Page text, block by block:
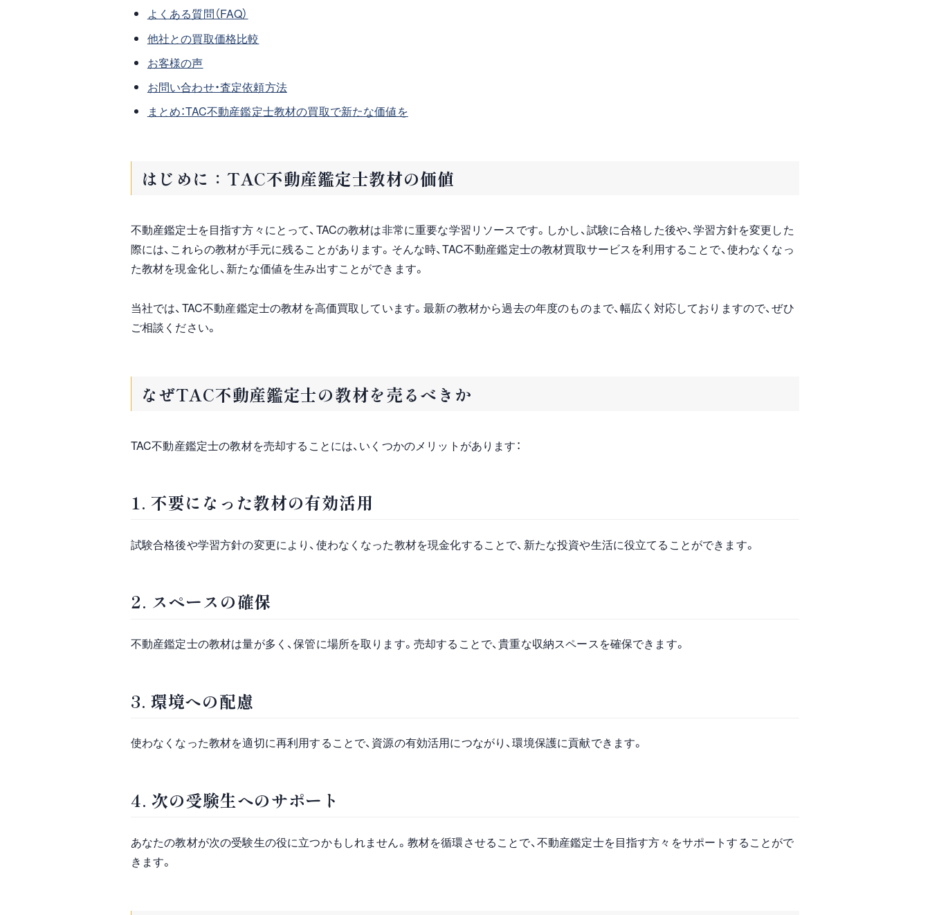
よくある質問（FAQ）
他社との買取価格比較
お客様の声
お問い合わせ・査定依頼方法
まとめ：TAC不動産鑑定士教材の買取で新たな価値を
はじめに：TAC不動産鑑定士教材の価値
不動産鑑定士を目指す方々にとって、TACの教材は非常に重要な学習リソースです。しかし、試験に合格した後や、学習方針を変更した
際には、これらの教材が手元に残ることがあります。そんな時、TAC不動産鑑定士の教材買取サービスを利用することで、使わなくなっ
た教材を現金化し、新たな価値を生み出すことができます。
当社では、TAC不動産鑑定士の教材を高価買取しています。最新の教材から過去の年度のものまで、幅広く対応しておりますので、ぜひ
ご相談ください。
なぜTAC不動産鑑定士の教材を売るべきか
TAC不動産鑑定士の教材を売却することには、いくつかのメリットがあります：
1. 不要になった教材の有効活用
試験合格後や学習方針の変更により、使わなくなった教材を現金化することで、新たな投資や生活に役立てることができます。
2. スペースの確保
不動産鑑定士の教材は量が多く、保管に場所を取ります。売却することで、貴重な収納スペースを確保できます。
3. 環境への配慮
使わなくなった教材を適切に再利用することで、資源の有効活用につながり、環境保護に貢献できます。
4. 次の受験生へのサポート
あなたの教材が次の受験生の役に立つかもしれません。教材を循環させることで、不動産鑑定士を目指す方々をサポートすることがで
きます。